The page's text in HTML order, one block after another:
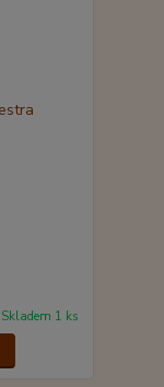
Skladem 1 ks